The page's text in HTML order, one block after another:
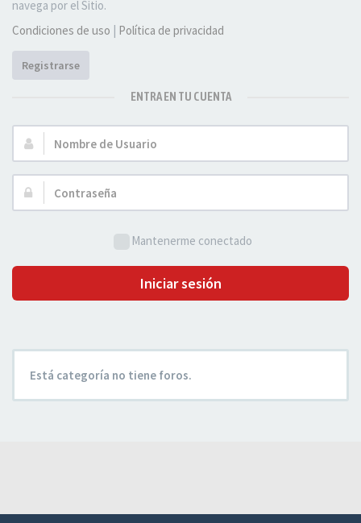
navega por el Sitio.
Condiciones de uso | Política de privacidad
Registrarse
ENTRA EN TU CUENTA
Nombre
de
Usuario:
Contraseña:
Mantenerme conectado
Iniciar sesión
Está categoría no tiene foros.